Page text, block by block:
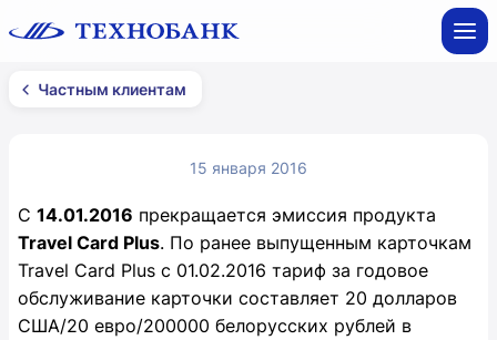
Частным клиентам
15 января 2016
С 14.01.2016 прекращается эмиссия продукта
Travel Card Plus. По ранее выпущенным карточкам
Travel Card Plus с 01.02.2016 тариф за годовое
обслуживание карточки составляет 20 долларов
США/20 евро/200000 белорусских рублей в